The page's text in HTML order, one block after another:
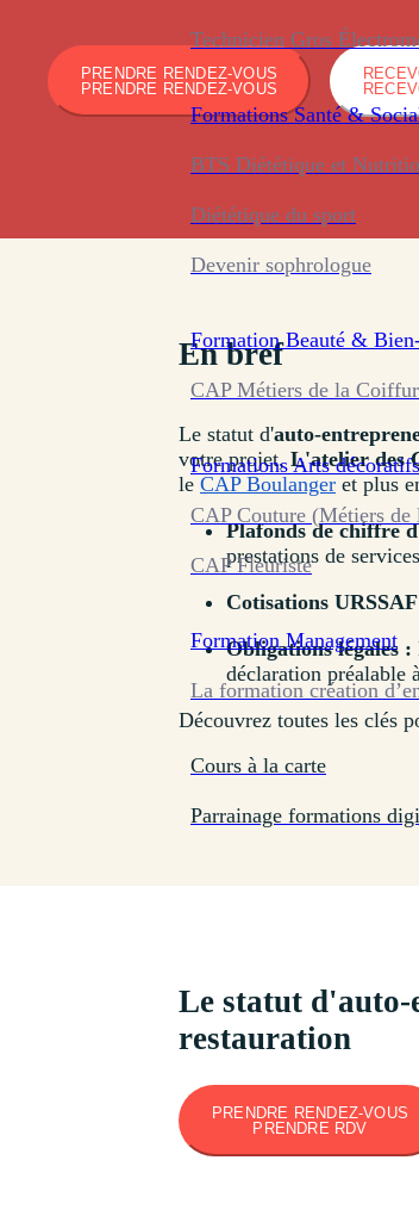
Technicien Gros
Formations Santé &
BTS Diététique et
Diététique du sport
Devenir sophrologue
Formation Beauté &
CAP Métiers de la
Formations Arts
CAP Couture (Métiers
CAP Fleuriste
Formation Management
La formation création
Cours à la carte
Parrainage formations
PRENDRE RENDEZ-VOUS
PRENDRE RENDEZ-VOUS
En bref
Le statut d'auto-
votre projet,L'atelier des
le CAP Boulanger et plus
Plafonds de chiffre
prestations de
Cotisations
Obligations légales :
déclaration préalable
Découvrez toutes les clés
Le statut d'auto-
restauration
PRENDRE RENDEZ-VOUS
PRENDRE RDV